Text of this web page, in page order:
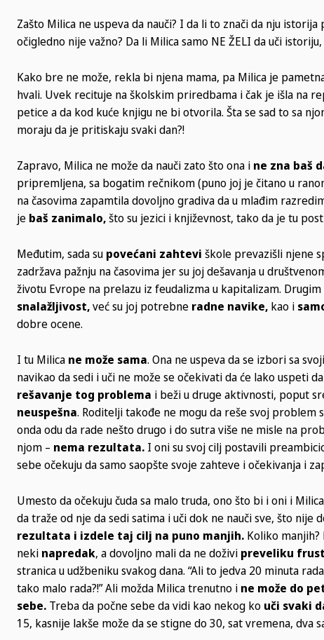
Zašto Milica ne uspeva da nauči? I da li to znači da nju
očigledno nije važno? Da li Milica samo NE ŽELI da uči
Kako bre ne može, rekla bi njena mama, pa Milica je
hvali. Uvek recituje na školskim priredbama i čak je išla na
petice a da kod kuće knjigu ne bi otvorila. Šta se sad to sa
moraju da je pritiskaju svaki dan?!
Zapravo, Milica ne može da nauči zato što ona i ne zna baš
pripremljena, sa bogatim rečnikom (puno joj je čitano u
na časovima zapamtila dovoljno gradiva da u mlađim
je baš zanimalo,što su jezici i književnost, tako da je tu
Međutim, sada su povećani zahtevi škole prevazišli njene
zadržava pažnju na časovima jer su joj dešavanja u
životu Evrope na prelazu iz feudalizma u kapitalizam.
snalažljivost,već su joj potrebne radne navike, kao i
dobre ocene.
I tu Milica ne može sama. Ona ne uspeva da se izbori sa
navikao da sedi i uči ne može se očekivati da će lako uspeti
rešavanje tog problema i beži u druge aktivnosti, poput
neuspešna. Roditelji takođe ne mogu da reše svoj problem
onda odu da rade nešto drugo i do sutra više ne misle na
njom – nema rezultata. I oni su svoj cilj postavili
sebe očekuju da samo saopšte svoje zahteve i očekivanja i
Umesto da očekuju čuda sa malo truda, ono što bi i oni i
da traže od nje da sedi satima i uči dok ne nauči sve, što nije
rezultata i izdele taj cilj na puno manjih. Koliko
neki napredak, a dovoljno mali da ne doživi preveliku
stranica u udžbeniku svakog dana. “Ali to jedva 20 minuta
tako malo rada?!” Ali možda Milica trenutno i ne može do
sebe. Treba da počne sebe da vidi kao nekog ko uči svaki
15, kasnije lakše može da se stigne do 30, sat vremena, dva